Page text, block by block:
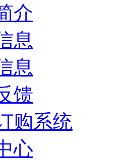
介
息
息
馈
购系统
心